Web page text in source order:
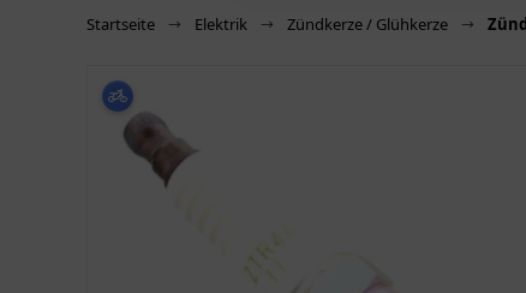
Startseite Elektrik Zündkerze / Glühkerze